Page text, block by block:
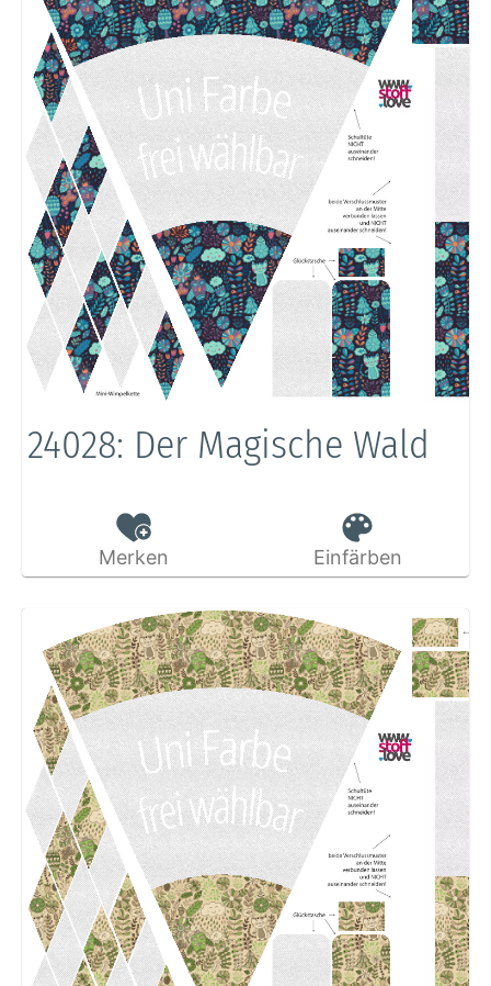
24028: Der Magische Wald
Merken Einfärben